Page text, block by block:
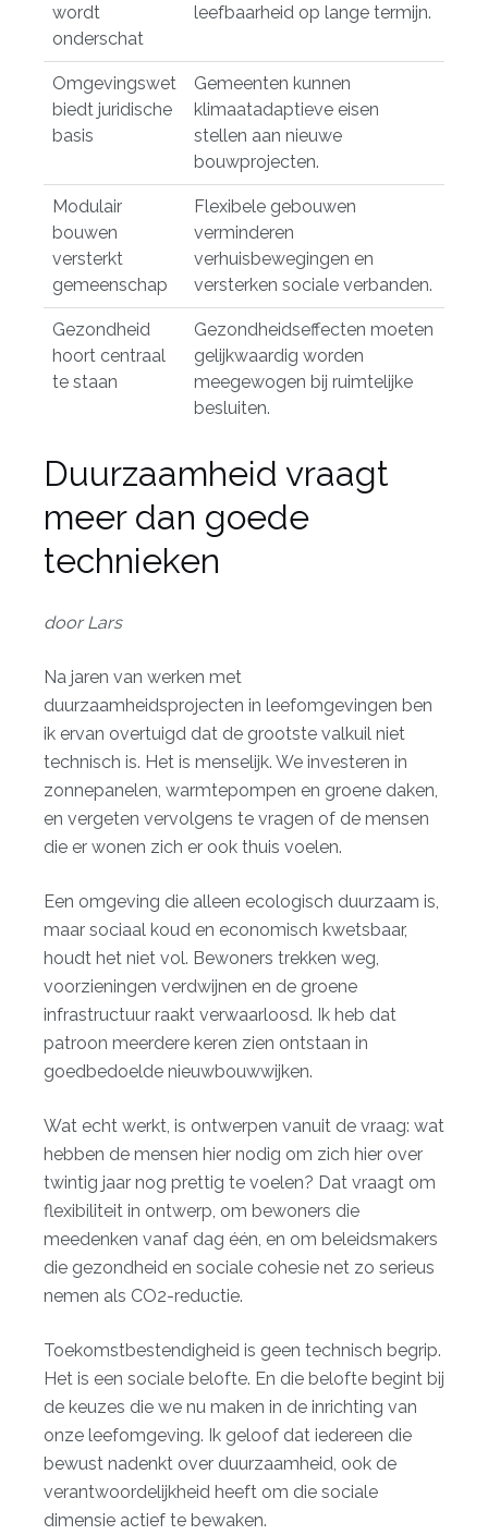
wordt
onderschat
leefbaarheid op lange termijn.
Omgevingswet
biedt juridische
basis
Gemeenten kunnen
klimaatadaptieve eisen
stellen aan nieuwe
bouwprojecten.
Modulair
bouwen
versterkt
gemeenschap
Flexibele gebouwen
verminderen
verhuisbewegingen en
versterken sociale verbanden.
Gezondheid
hoort centraal
te staan
Gezondheidseffecten moeten
gelijkwaardig worden
meegewogen bij ruimtelijke
besluiten.
Duurzaamheid vraagt
meer dan goede
technieken
door Lars
Na jaren van werken met
duurzaamheidsprojecten in leefomgevingen ben
ik ervan overtuigd dat de grootste valkuil niet
technisch is. Het is menselijk. We investeren in
zonnepanelen, warmtepompen en groene daken,
en vergeten vervolgens te vragen of de mensen
die er wonen zich er ook thuis voelen.
Een omgeving die alleen ecologisch duurzaam is,
maar sociaal koud en economisch kwetsbaar,
houdt het niet vol. Bewoners trekken weg,
voorzieningen verdwijnen en de groene
infrastructuur raakt verwaarloosd. Ik heb dat
patroon meerdere keren zien ontstaan in
goedbedoelde nieuwbouwwijken.
Wat echt werkt, is ontwerpen vanuit de vraag: wat
hebben de mensen hier nodig om zich hier over
twintig jaar nog prettig te voelen? Dat vraagt om
flexibiliteit in ontwerp, om bewoners die
meedenken vanaf dag één, en om beleidsmakers
die gezondheid en sociale cohesie net zo serieus
nemen als CO2-reductie.
Toekomstbestendigheid is geen technisch begrip.
Het is een sociale belofte. En die belofte begint bij
de keuzes die we nu maken in de inrichting van
onze leefomgeving. Ik geloof dat iedereen die
bewust nadenkt over duurzaamheid, ook de
verantwoordelijkheid heeft om die sociale
dimensie actief te bewaken.